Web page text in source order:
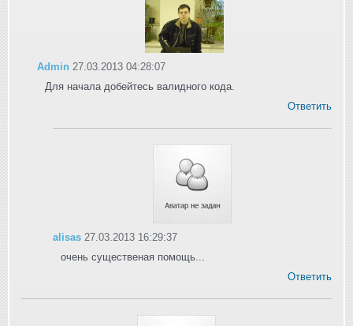
Admin 27.03.2013 04:28:07
Для начала добейтесь валидного кода.
Ответить
alisas 27.03.2013 16:29:37
очень существеная помощь...
Ответить